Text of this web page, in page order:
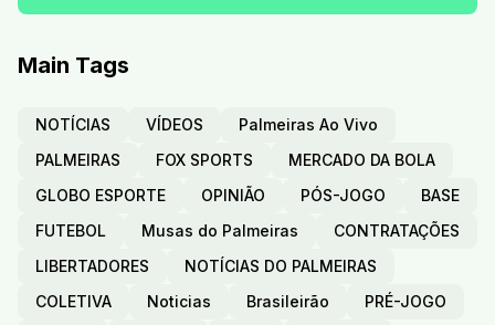
Main Tags
NOTÍCIAS VÍDEOS
Palmeiras Ao Vivo
PALMEIRAS
FOX SPORTS
MERCADO DA BOLA
GLOBO ESPORTE
OPINIÃO PÓS-JOGO
BASE
FUTEBOL
Musas do Palmeiras
CONTRATAÇÕES
LIBERTADORES
NOTÍCIAS DO PALMEIRAS
COLETIVA
Noticias Brasileirão
PRÉ-JOGO